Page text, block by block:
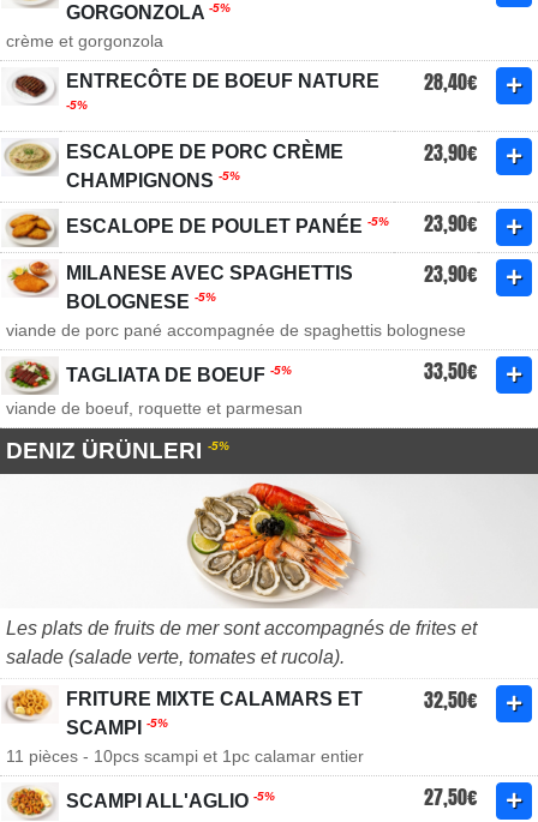
GORGONZOLA -5%
crème et gorgonzola
ENTRECÔTE DE BOEUF NATURE
-5%
28,40€
ESCALOPE DE PORC CRÈME
CHAMPIGNONS -5%
23,90€
ESCALOPE DE POULET PANÉE -5% 23,90€
MILANESE AVEC SPAGHETTIS
BOLOGNESE -5%
23,90€
viande de porc pané accompagnée de spaghettis bolognese
TAGLIATA DE BOEUF -5% 33,50€
viande de boeuf, roquette et parmesan
DENIZ ÜRÜNLERI -5%
Les plats de fruits de mer sont accompagnés de frites et
salade (salade verte, tomates et rucola).
FRITURE MIXTE CALAMARS ET
SCAMPI
-5%
32,50€
11 pièces - 10pcs scampi et 1pc calamar entier
SCAMPI ALL'AGLIO -5% 27,50€